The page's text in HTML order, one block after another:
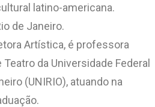
latino-americana.
de Janeiro.
Artística, é professora
da Universidade Federal
(UNIRIO), atuando na